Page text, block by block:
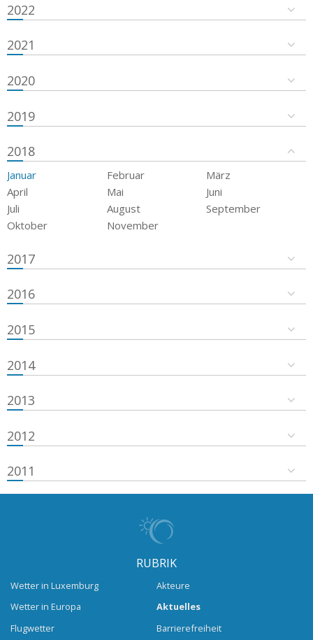
2022
2021
2020
2019
2018
Januar Februar
März
April
Mai
Juni
Juli
August
September
Oktober
November
2017
2016
2015
2014
2013
2012
2011
RUBRIK
Wetter in Luxemburg
Wetter in Europa
Flugwetter
Akteure
Aktuelles
Barrierefreiheit